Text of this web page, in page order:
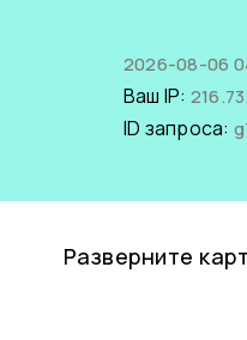
2026-08-06
Ваш IP:
ID запроса:
Разверните